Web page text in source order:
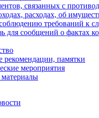
связанных с
расходах, об
требований к
для сообщений о фактах
рекомендации, памятки
мероприятия